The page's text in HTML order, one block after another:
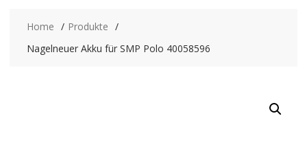
Home
Produkte
Nagelneuer Akku für SMP Polo 40058596